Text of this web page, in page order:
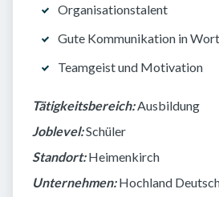
Organisationstalent
Gute Kommunikation in
Teamgeist und Motivation
Tätigkeitsbereich:Ausbildung
Joblevel:Schüler
Standort:Heimenkirch
Unternehmen:Hochland